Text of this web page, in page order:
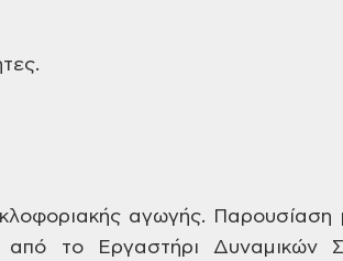
αγωγής. Παρουσίαση
από το Εργαστήρι Δυναμικών